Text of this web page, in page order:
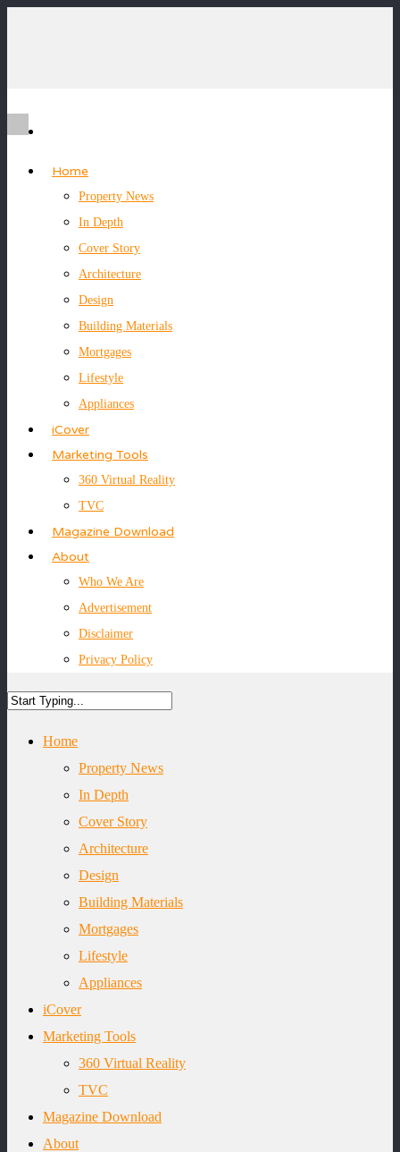
Home
Property News
In Depth
Cover Story
Architecture
Design
Building Materials
Mortgages
Lifestyle
Appliances
iCover
Marketing Tools
360 Virtual Reality
TVC
Magazine Download
About
Who We Are
Advertisement
Disclaimer
Privacy Policy
Home
Property News
In Depth
Cover Story
Architecture
Design
Building Materials
Mortgages
Lifestyle
Appliances
iCover
Marketing Tools
360 Virtual Reality
TVC
Magazine Download
About